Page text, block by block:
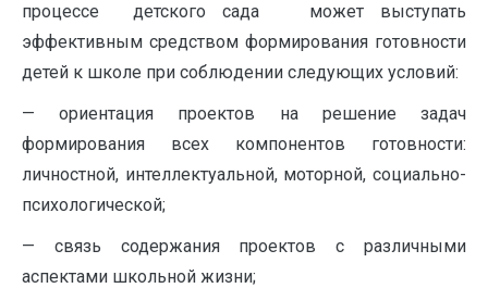
процессе детского сада может выступать
эффективным средством формирования готовности
детей к школе при соблюдении следующих условий:
— ориентация проектов на решение задач
формирования всех компонентов готовности:
личностной, интеллектуальной, моторной, социально-
психологической;
— связь содержания проектов с различными
аспектами школьной жизни;